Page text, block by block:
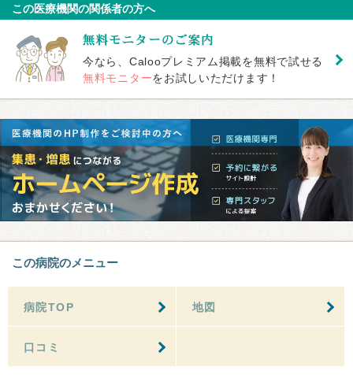
この医療機関の関係者の方へ
今なら、Calooプレミアム掲載を無料で試せる
無料モニターをお試しいただけます！
この病院のメニュー
病院TOP 地図
口コミ